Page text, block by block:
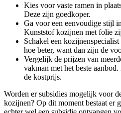
Kies voor vaste ramen in
Deze zijn goedkoper.
Ga voor een eenvoudige stijl
Kunststof kozijnen met folie
Schakel een
hoe beter, want dan zijn de
Vergelijk de prijzen van
vakman met het beste
de kostprijs.
Worden er subsidies mogelijk voor
kozijnen? Op dit moment bestaat er